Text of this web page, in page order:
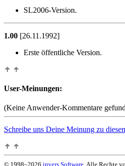
SL2006-Version.
1.00 [26.11.1992]
Erste öffentliche Version.
User-Meinungen:
(Keine Anwender-Kommentare
Schreibe uns Deine Meinung zu
© 1998–2026 invers Software. Alle Rechte